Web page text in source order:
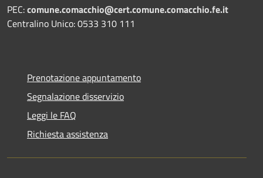
PEC:comune.comacchio@cert.comune.comacchio.fe.it
Centralino Unico: 0533 310 111
Prenotazione appuntamento
Segnalazione disservizio
Leggi le FAQ
Richiesta assistenza